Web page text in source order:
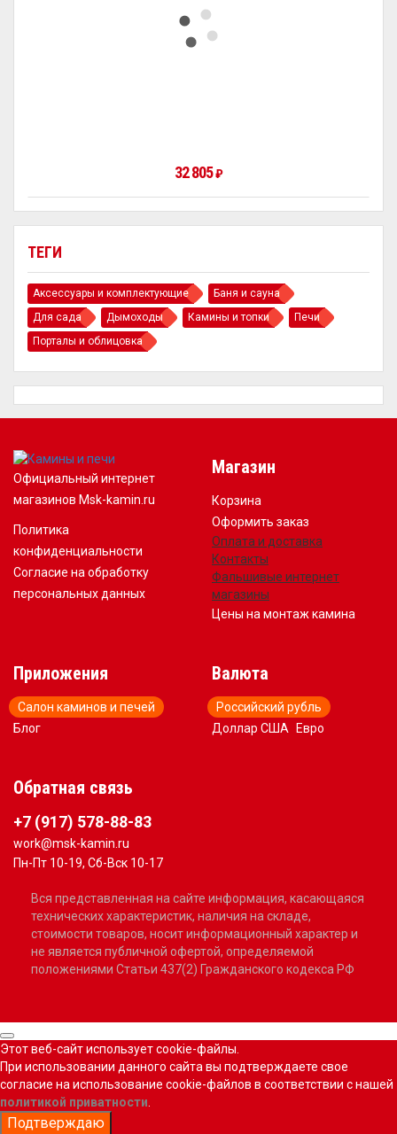
ТЕГИ
Аксессуары и комплектующие
Баня и сауна
Для сада
Дымоходы Камины и топки
Печи
Порталы и облицовка
32 805₽
Официальный интернет
магазинов Msk-kamin.ru
Политика
конфиденциальности
Согласие на обработку
персональных данных
Магазин
Корзина
Оформить заказ
Оплата и доставка
Контакты
Фальшивые интернет
магазины
Цены на монтаж камина
Приложения
Салон каминов и печей
Блог
Валюта
Российский рубль
Доллар США
Евро
Обратная связь
+7 (917) 578-88-83
work@msk-kamin.ru
Пн-Пт 10-19, Сб-Вск 10-17
Вся представленная на сайте информация, касающаяся
технических характеристик, наличия на складе,
стоимости товаров, носит информационный характер и
не является публичной офертой, определяемой
положениями Статьи 437(2) Гражданского кодекса РФ
Этот веб-сайт использует cookie-файлы.
При использовании данного сайта вы подтверждаете свое
согласие на использование cookie-файлов в соответствии с нашей
политикой приватности
Подтверждаю